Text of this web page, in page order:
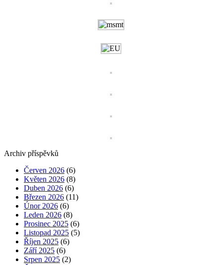
Archiv příspěvků
Červen 2026 (6)
Květen 2026 (8)
Duben 2026 (6)
Březen 2026 (11)
Únor 2026 (6)
Leden 2026 (8)
Prosinec 2025 (6)
Listopad 2025 (5)
Říjen 2025 (6)
Září 2025 (6)
Srpen 2025 (2)